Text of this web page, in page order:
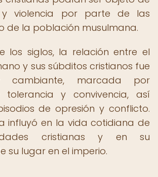
y violencia por parte de las
de la población musulmana.
los siglos, la relación entre el
y sus súbditos cristianos fue
cambiante, marcada por
tolerancia y convivencia, así
de opresión y conflicto.
influyó en la vida cotidiana de
cristianas y en su
su lugar en el imperio.